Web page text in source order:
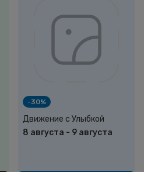
-30%
Движение с Улыбкой
8 августа - 9 августа